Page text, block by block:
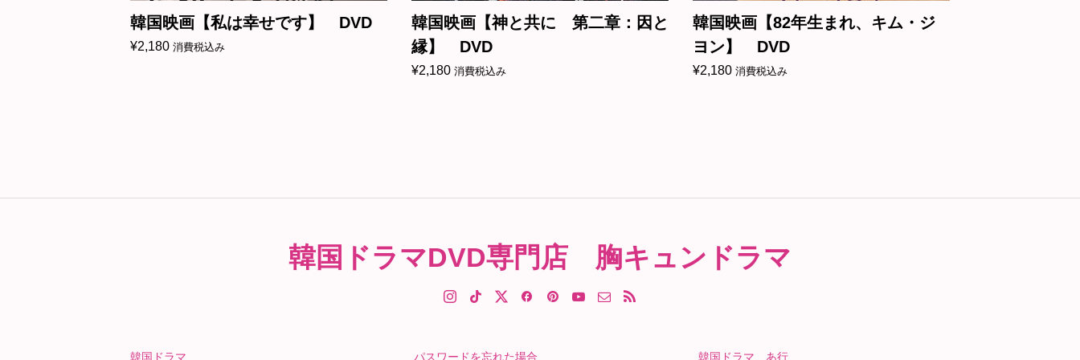
韓国映画【私は幸せです】 DVD
¥2,180 消費税込み
韓国映画【神と共に 第二章：因と
縁】 DVD
¥2,180 消費税込み
韓国映画【82年生まれ、キム・ジ
ヨン】 DVD
¥2,180 消費税込み
韓国ドラマDVD専門店 胸キュンドラマ
韓国ドラマ パスワードを忘れた場合 韓国ドラマ あ行